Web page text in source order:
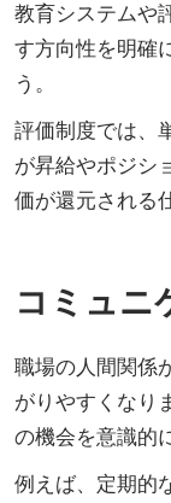
教育システムや
す方向性を明確
う。
評価制度では、
が昇給やポジシ
価が還元される
コミュニ
職場の人間関係
がりやすくなり
の機会を意識的
例えば、定期的